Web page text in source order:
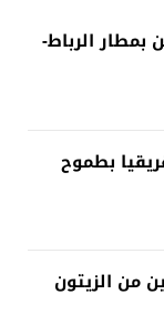
بمطار الرباط-
بطموح
من الزيتون